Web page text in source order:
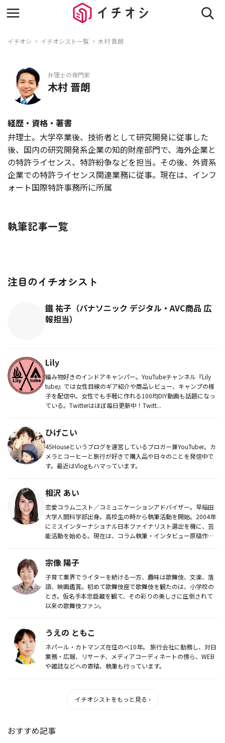
イチオシ イチオシスト一覧 木村 晋朗
弁理士の専門家
木村 晋朗
経歴・資格・著書
弁理士。大学卒業後、技術者として研究開発に従事した
後、国内の研究開発系企業の知的財産部門で、海外企業と
の特許ライセンス、特許紛争などを担当。その後、外資系
企業での特許ライセンス関連業務に従事。現在は、インフ
ォート国際特許事務所に所属
執筆記事一覧
注目のイチオシスト
鐵 祐子（パナソニック デジタル・AVC商品 広
報担当）
Lily
編み物好きのインドアキャンパー。YouTubeチャンネル『Lily
tube』では女性目線のギア紹介や商品レビュー、キャンプの様
子を配信中。女性でも手軽に作れる100均DIY動画も話題になっ
ている。Twitterはほぼ毎日更新中！Twitt...
ひげこい
45Houseというブログを運営しているブロガー兼YouTuber。カ
メラとコーヒーと旅行が好きで購入品や日々のことを発信中で
す。最近はVlogもハマっています。
相沢 あい
恋愛コラム二スト／コミュニケーションアドバイザー。早稲田
大学人間科学部出身。高校生の時から執筆活動を開始。2004年
にミスインターナショナル日本ファイナリスト選出を機に、芸
能活動を始める。現在は、コラム執筆・インタビュー原稿作成
宗像 陽子
子育て業界でライターを続ける一方、趣味は歌舞伎、文楽、落
語、映画鑑賞。初めて歌舞伎座で歌舞伎を観たのは、小学校の
とき。仮名手本忠臣蔵を観て、その彩りの美しさに圧倒されて
以来の歌舞伎ファン。
うえの ともこ
ネパール・カトマンズ在住のべ10年。 旅行会社に勤務し、対日
業務・広報、リサーチ、メディアコーディネートの傍ら、WEB
や雑誌などへの寄稿、執筆も行っています。
イチオシストをもっと見る ›
おすすめ記事